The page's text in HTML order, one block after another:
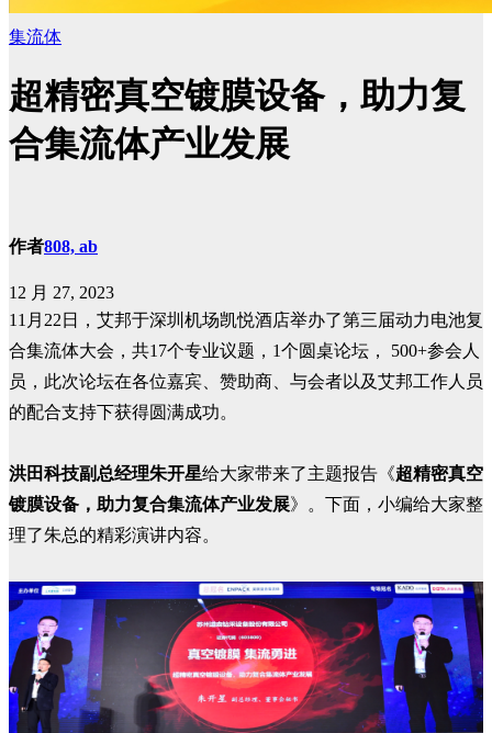
集流体
超精密真空镀膜设备，助力复
合集流体产业发展
作者808, ab
12 月 27, 2023
11月22日，艾邦于深圳机场凯悦酒店举办了第三届动力电池复
合集流体大会，共17个专业议题，1个圆桌论坛， 500+参会人
员，此次论坛在各位嘉宾、赞助商、与会者以及艾邦工作人员
的配合支持下获得圆满成功。
洪田科技副总经理朱开星给大家带来了主题报告《超精密真空
镀膜设备，助力复合集流体产业发展》。下面，小编给大家整
理了朱总的精彩演讲内容。